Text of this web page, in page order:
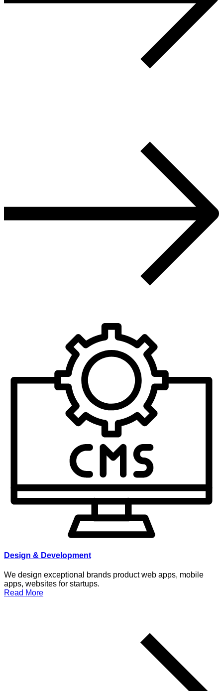
Design & Development
We design exceptional brands product web apps, mobile
apps, websites for startups.
Read More